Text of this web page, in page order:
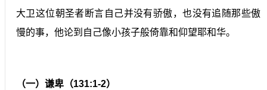
大卫这位朝圣者断言自己并没有骄傲，也没有追随那些傲
慢的事，他论到自己像小孩子般倚靠和仰望耶和华。
（一）谦卑（131:1-2）